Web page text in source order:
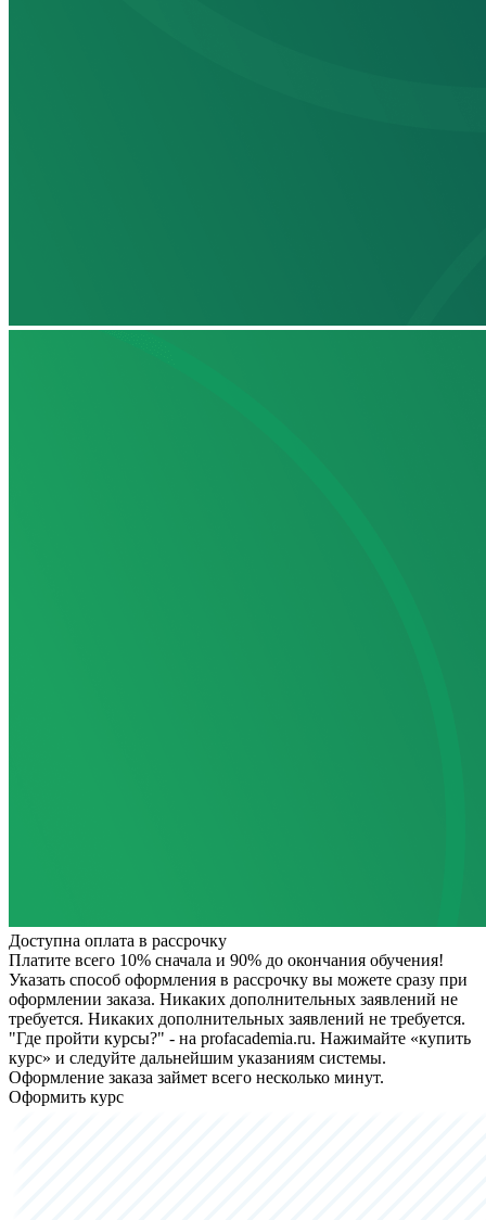
Доступна оплата в рассрочку
Платите всего 10% сначала и 90% до окончания обучения!
Указать способ оформления в рассрочку вы можете сразу при
оформлении заказа. Никаких дополнительных заявлений не
требуется. Никаких дополнительных заявлений не требуется.
"Где пройти курсы?" - на profacademia.ru. Нажимайте «купить
курс» и следуйте дальнейшим указаниям системы.
Оформление заказа займет всего несколько минут.
Оформить курс